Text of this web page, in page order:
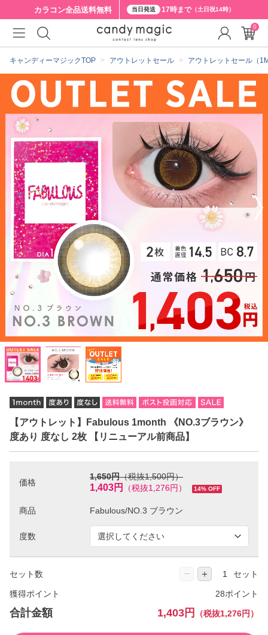
カラコン全品送料無料 当日発送 17時まで（土日祝14時）
キャンディーマジックTOP アウトレットセール アウトレットセール（
【アウトレット】Fabulous 1month 《NO.3ブラウン》
度あり 度なし 2枚 【リニューアル前商品】
価格
1,650円（税抜1,500円）
1,403円 （税抜1,276円） 14% OFF
商品
度数
セット数 − ＋ セット
獲得ポイント 28ポイント
合計金額 1,403円 （税抜1,276円）
0
クーポン詳細